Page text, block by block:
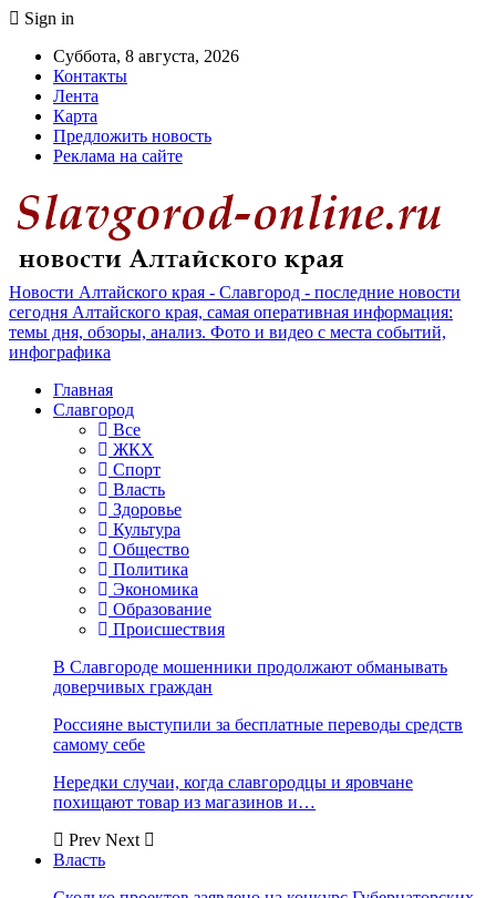
Sign in
Суббота, 8 августа, 2026
Контакты
Лента
Карта
Предложить новость
Реклама на сайте
Новости Алтайского края - Славгород - последние новости
сегодня Алтайского края, самая оперативная информация:
темы дня, обзоры, анализ. Фото и видео с места событий,
инфографика
Главная
Славгород
Все
ЖКХ
Спорт
Власть
Здоровье
Культура
Общество
Политика
Экономика
Образование
Происшествия
В Славгороде мошенники продолжают обманывать
доверчивых граждан
Россияне выступили за бесплатные переводы средств
самому себе
Нередки случаи, когда славгородцы и яровчане
похищают товар из магазинов и…
Prev Next
Власть